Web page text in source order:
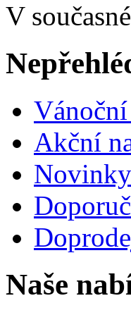
V
Akční
Novinky
Naše